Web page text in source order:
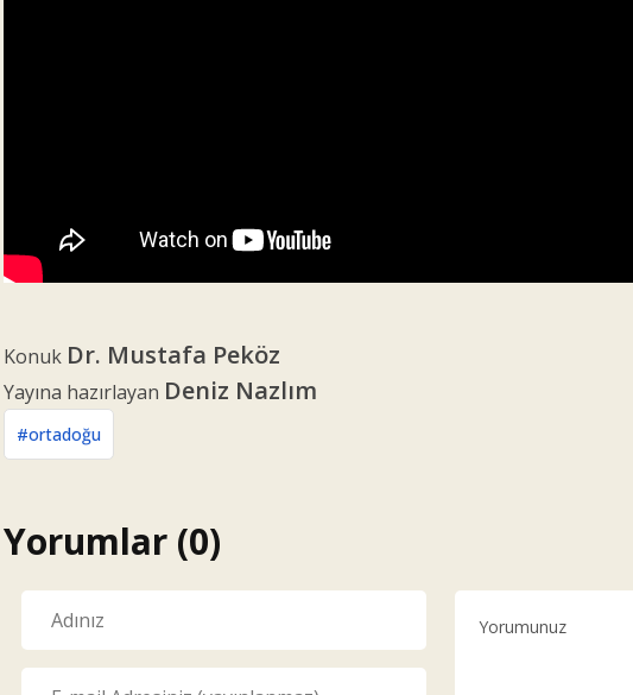
Konuk Dr. Mustafa Peköz
Yayına hazırlayan Deniz Nazlım
#ortadoğu
Yorumlar (0)